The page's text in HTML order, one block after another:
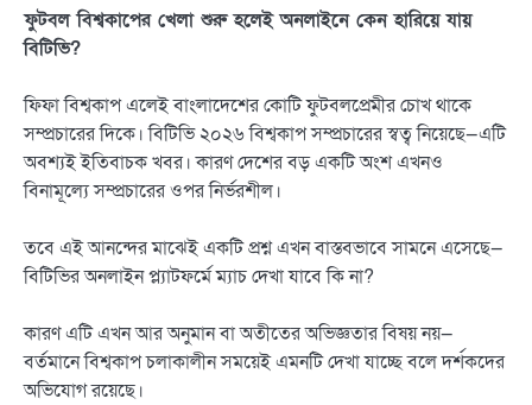
ফুটবল বিশ্বকাপের খেলা শুরু হলেই অনলাইনে কেন হারিয়ে যায়
বিটিভি?
ফিফা বিশ্বকাপ এলেই বাংলাদেশের কোটি ফুটবলপ্রেমীর চোখ থাকে
সম্প্রচারের দিকে। বিটিভি ২০২৬ বিশ্বকাপ সম্প্রচারের স্বত্ব নিয়েছে—এটি
অবশ্যই ইতিবাচক খবর। কারণ দেশের বড় একটি অংশ এখনও
বিনামূল্যে সম্প্রচারের ওপর নির্ভরশীল।
তবে এই আনন্দের মাঝেই একটি প্রশ্ন এখন বাস্তবভাবে সামনে এসেছে—
বিটিভির অনলাইন প্ল্যাটফর্মে ম্যাচ দেখা যাবে কি না?
কারণ এটি এখন আর অনুমান বা অতীতের অভিজ্ঞতার বিষয় নয়—
বর্তমানে বিশ্বকাপ চলাকালীন সময়েই এমনটি দেখা যাচ্ছে বলে দর্শকদের
অভিযোগ রয়েছে।